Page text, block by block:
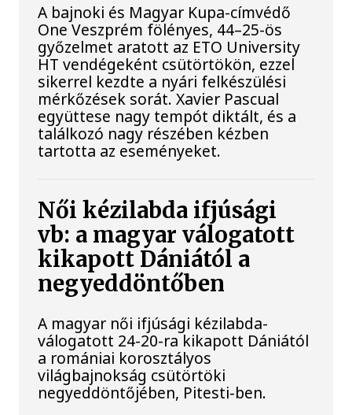
A bajnoki és Magyar Kupa-címvédő
One Veszprém fölényes, 44–25-ös
győzelmet aratott az ETO University
HT vendégeként csütörtökön, ezzel
sikerrel kezdte a nyári felkészülési
mérkőzések sorát. Xavier Pascual
együttese nagy tempót diktált, és a
találkozó nagy részében kézben
tartotta az eseményeket.
Női kézilabda ifjúsági
vb: a magyar válogatott
kikapott Dániától a
negyeddöntőben
A magyar női ifjúsági kézilabda-
válogatott 24-20-ra kikapott Dániától
a romániai korosztályos
világbajnokság csütörtöki
negyeddöntőjében, Pitesti-ben.